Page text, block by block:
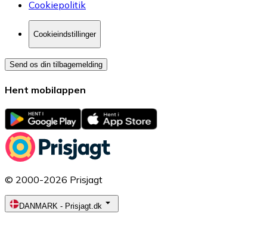
Cookiepolitik
Cookieindstillinger
Send os din tilbagemelding
Hent mobilappen
© 2000-2026 Prisjagt
DANMARK - Prisjagt.dk